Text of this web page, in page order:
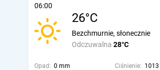
06:00
26°C
Odczuwalna 28°C
Bezchmurnie, słonecznie
Opad: 0 mm Ciśnienie: 1013